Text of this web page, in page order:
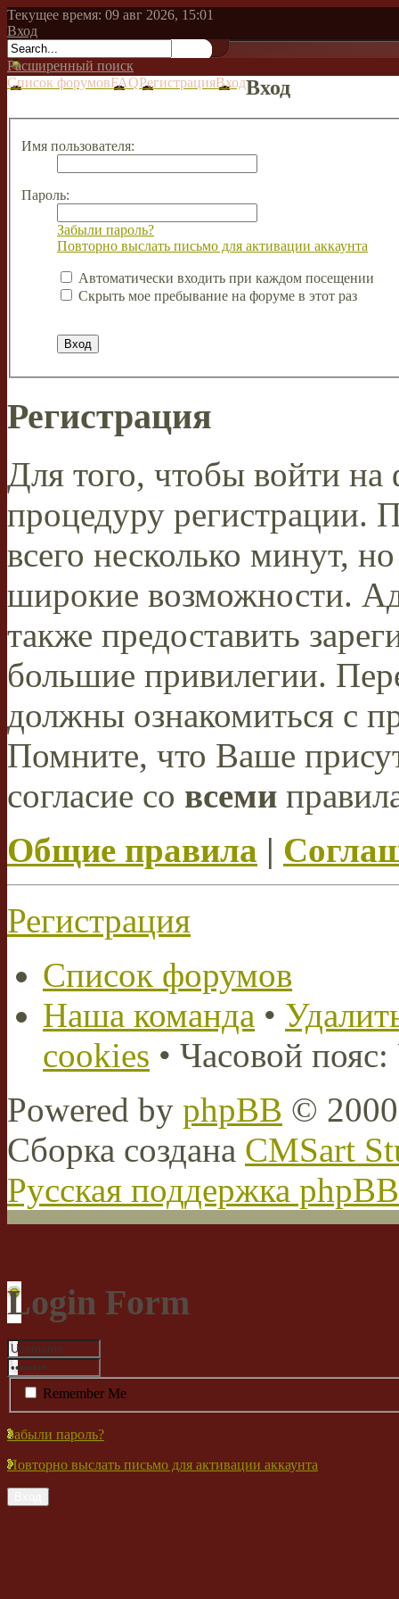
Текущее время: 09 авг 2026, 15:01
Вход
Расширенный поиск
Список форумовFAQРегистрацияВходВход
Имя пользователя:
Пароль:
Забыли пароль?
Повторно выслать письмо для активации аккаунта
Автоматически входить при каждом посещении
Скрыть мое пребывание на форуме в этот раз
Регистрация
Для того, чтобы войти
процедуру регистрации.
всего несколько минут,
широкие возможности.
также предоставить
большие привилегии.
должны ознакомиться с
Помните, что Ваше
согласие со всеми
Общие правила |
Регистрация
Список форумов
Наша команда •
cookies • Часовой
Powered by phpBB ©
Сборка создана CMSart
Русская поддержка phpBB
Login Form
Remember Me
Забыли пароль?
Повторно выслать письмо для активации аккаунта